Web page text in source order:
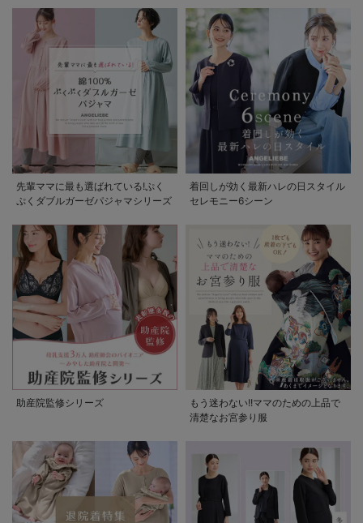
先輩ママに最も選ばれている!ぷく
ぷくダブルガーゼパジャマシリーズ
着回しが効く最新ハレの日スタイル
セレモニー6シーン
助産院監修シリーズ
もう迷わない!!ママのための上品で
清楚なお宮参り服